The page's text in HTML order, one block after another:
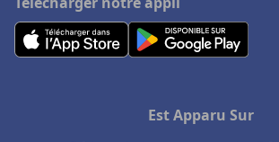
Hôtels à Lege-Cap-Ferret
Hôtels à Chaumont-sur-Loire
Est Apparu Sur